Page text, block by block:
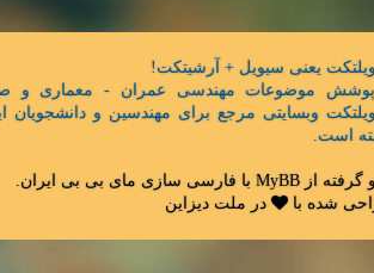
یعنی سیویل + آرشیتکت!
پوشش موضوعات مهندسی عمران - معماری و
وبسایتی مرجع برای مهندسین و دانشجویان
است.
گرفته ازMyBB با فارسی سازی مای بی بی ایران
شده با
در ملت دیزاین